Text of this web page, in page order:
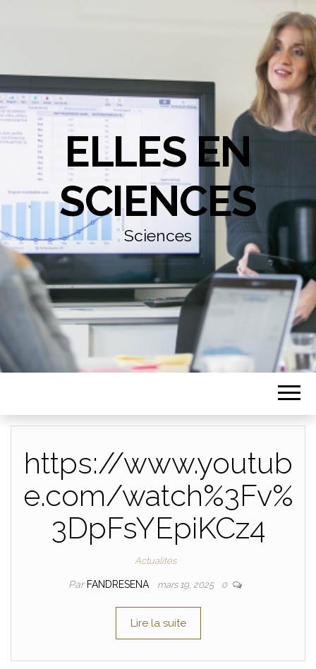
ELLES EN
SCIENCES
Sciences
https://www.youtub
e.com/watch%3Fv%
3DpFsYEpiKCz4
Actualités
Par FANDRESENA mars 19, 2025 0
Lire la suite